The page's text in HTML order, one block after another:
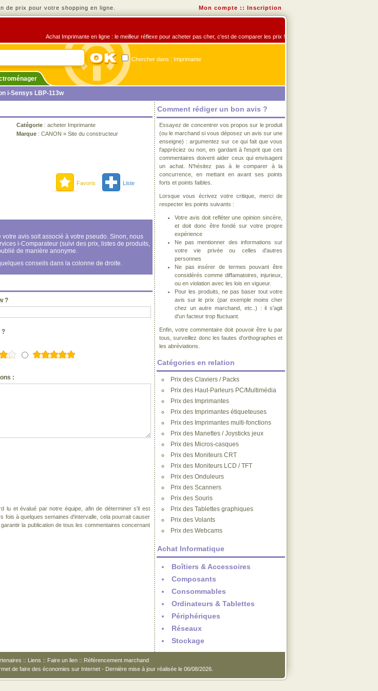
de prix pour votre shopping en ligne. Mon compte :: Inscription
Achat Imprimante en ligne : le meilleur réflexe pour acheter pas cher, c'est de comparer les prix !
Chercher dans : Imprimante
i-Sensys LBP-113w
Catégorie : acheter Imprimante
Marque : CANON » Site du constructeur
Favoris Liste
votre avis soit associé à votre pseudo. Sinon, nous
i-Comparateur (suivi des prix, listes de produits,
de manière anonyme.
conseils dans la colonne de droite.
?
?
:
lu et évalué par notre équipe, afin de déterminer s'il est
fois à quelques semaines d'intervalle, cela pourrait causer
la publication de tous les commentaires concernant
Comment rédiger un bon avis ?
Essayez de concentrer vos propos sur le produit
(ou le marchand si vous déposez un avis sur une
enseigne) : argumentez sur ce qui fait que vous
l'appréciez ou non, en gardant à l'esprit que ces
commentaires doivent aider ceux qui envisagent
un achat. N'hésitez pas à le comparer à la
concurrence, en mettant en avant ses points
forts et points faibles.
Lorsque vous écrivez votre critique, merci de
respecter les points suivants :
Votre avis doit refléter une opinion sincère,
et doit donc être fondé sur votre propre
expérience
Ne pas mentionner des informations sur
votre vie privée ou celles d'autres
personnes
Ne pas insérer de termes pouvant être
considérés comme diffamatoires, injurieux,
ou en violation avec les lois en vigueur.
Pour les produits, ne pas baser tout votre
avis sur le prix (par exemple moins cher
chez un autre marchand, etc..) : il s'agit
d'un facteur trop fluctuant.
Enfin, votre commentaire doit pouvoir être lu par
tous, surveillez donc les fautes d'orthographes et
les abréviations.
Catégories en relation
Prix des Claviers / Packs
Prix des Haut-Parleurs PC/Multimédia
Prix des Imprimantes
Prix des Imprimantes étiqueteuses
Prix des Imprimantes multi-fonctions
Prix des Manettes / Joysticks jeux
Prix des Micros-casques
Prix des Moniteurs CRT
Prix des Moniteurs LCD / TFT
Prix des Onduleurs
Prix des Scanners
Prix des Souris
Prix des Tablettes graphiques
Prix des Volants
Prix des Webcams
Achat Informatique
Boîtiers & Accessoires
Composants
Consommables
Ordinateurs & Tablettes
Périphériques
Réseaux
Stockage
:: Liens :: Faire un lien :: Référencement marchand
de faire des économies sur Internet - Dernière mise à jour réalisée le 06/08/2026.